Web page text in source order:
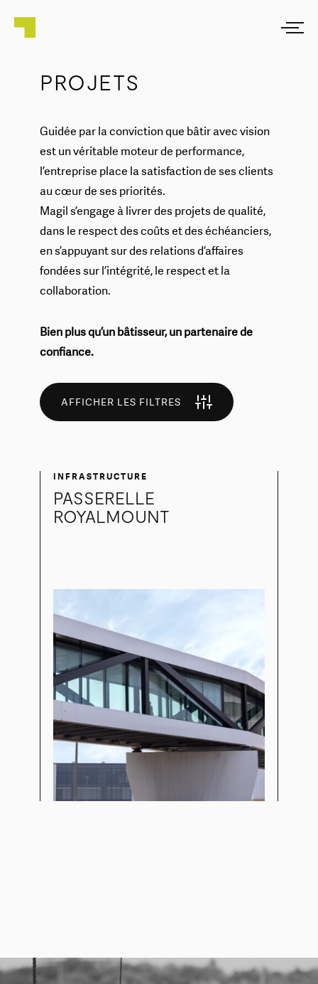
PROJETS
Guidée par la conviction que bâtir avec vision
est un véritable moteur de performance,
l’entreprise place la satisfaction de ses clients
au cœur de ses priorités.
Magil s’engage à livrer des projets de qualité,
dans le respect des coûts et des échéanciers,
en s’appuyant sur des relations d’affaires
fondées sur l’intégrité, le respect et la
collaboration.
Bien plus qu’un bâtisseur, un partenaire de
confiance.
AFFICHER LES FILTRES
INFRASTRUCTURE
PASSERELLE
ROYALMOUNT